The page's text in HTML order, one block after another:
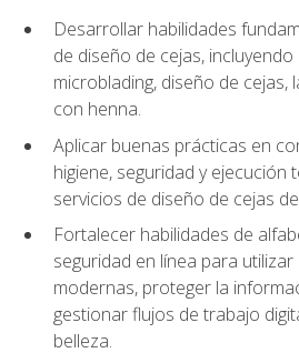
Desarrollar habilidades
de diseño de cejas,
microblading, diseño de cejas,
con henna.
Aplicar buenas prácticas en
higiene, seguridad y
servicios de diseño de cejas
Fortalecer habilidades de
seguridad en línea para
modernas, proteger la
gestionar flujos de trabajo
belleza.